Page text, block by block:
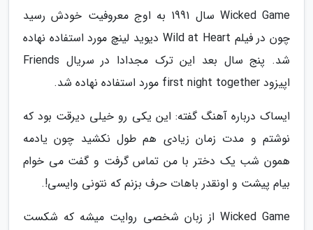
Wicked Game سال 1991 به اوج معروفیت خودش رسید
چون در فیلم Wild at Heart دیوید لینچ مورد استفاده نهاده
شد. پنج سال بعد این ترک مجدادا در سریال Friends
اپیزود first night together مورد استفاده نهاده شد.
ایساک درباره آهنگ گفته: این یکی رو خیلی دیرقت بود که
نوشتم و مدت زمان زیادی هم طول نکشید چون یادمه
همون شب یک دختر با من تماس گرفت و گفت می خوام
بیام پیشت و اونقدر باهات حرف بزنم که نتونی وایسی!.
Wicked Game از زبان شخصی روایت میشه که شکست